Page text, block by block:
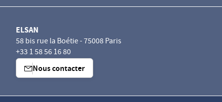
ELSAN
58 bis rue la Boétie - 75008 Paris
+33 1 58 56 16 80
Nous contacter